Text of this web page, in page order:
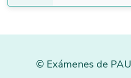
© Exámenes de PAU